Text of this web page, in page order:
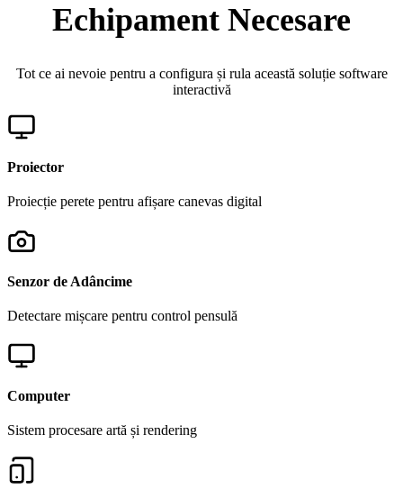
Echipament Necesare
Tot ce ai nevoie pentru a configura și rula această soluție software
interactivă
Proiector
Proiecție perete pentru afișare canevas digital
Senzor de Adâncime
Detectare mișcare pentru control pensulă
Computer
Sistem procesare artă și rendering